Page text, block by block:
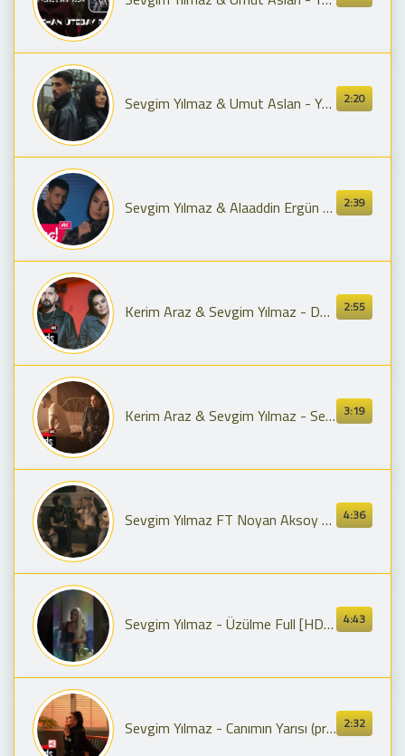
2:20
Sevgim Yılmaz & Umut Aslan - Yan (Harun Yılmaz Remix)
2:39
Sevgim Yılmaz & Alaaddin Ergün - Yaşanmadı Say
2:55
Kerim Araz & Sevgim Yılmaz - Dayanamıyorum
3:19
Kerim Araz & Sevgim Yılmaz - Senden Hatıra
4:36
Sevgim Yılmaz FT Noyan Aksoy -Bile Bile Yandı Yüreğim #SevgimceCover
4:43
Sevgim Yılmaz - Üzülme Full [HD] Harikaa... Daha Fazlası İçin Kanalımıza Abone Olmayı Unutma
2:32
Sevgim Yılmaz - Canımın Yarısı (prod. by Büken)